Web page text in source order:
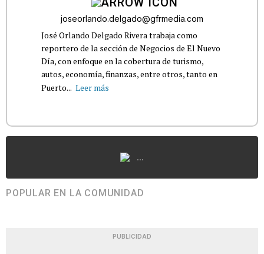
joseorlando.delgado@gfrmedia.com
José Orlando Delgado Rivera trabaja como
reportero de la sección de Negocios de El Nuevo
Día, con enfoque en la cobertura de turismo,
autos, economía, finanzas, entre otros, tanto en
Puerto... Leer más
...
POPULAR EN LA COMUNIDAD
PUBLICIDAD